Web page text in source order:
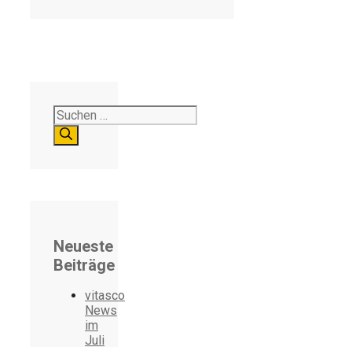
Suchen
nach:
Neueste
Beiträge
vitasco
News
im
Juli